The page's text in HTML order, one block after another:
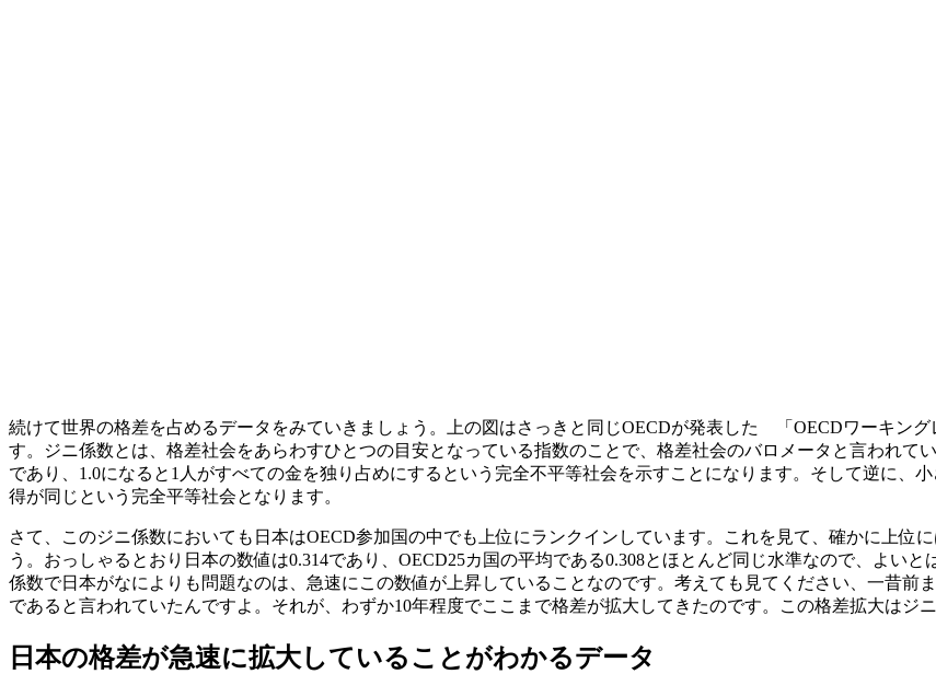
続けて世界の格差を占めるデータをみていきましょう。上の図はさっきと同じOECDが発表した 「OECDワーキン
す。ジニ係数とは、格差社会をあらわすひとつの目安となっている指数のことで、格差社会のバロメータと言われて
であり、1.0になると1人がすべての金を独り占めにするという完全不平等社会を示すことになります。そして逆に、
得が同じという完全平等社会となります。
さて、このジニ係数においても日本はOECD参加国の中でも上位にランクインしています。これを見て、確かに上位
う。おっしゃるとおり日本の数値は0.314であり、OECD25カ国の平均である0.308とほとんど同じ水準なので、よい
係数で日本がなによりも問題なのは、 急速にこの数値が上昇している ことなのです。考えても見てください、一昔前
であると言われていたんですよ。それが、わずか10年程度でここまで格差が拡大してきたのです。この格差拡大はジ
日本の格差が急速に拡大していることがわかるデータ